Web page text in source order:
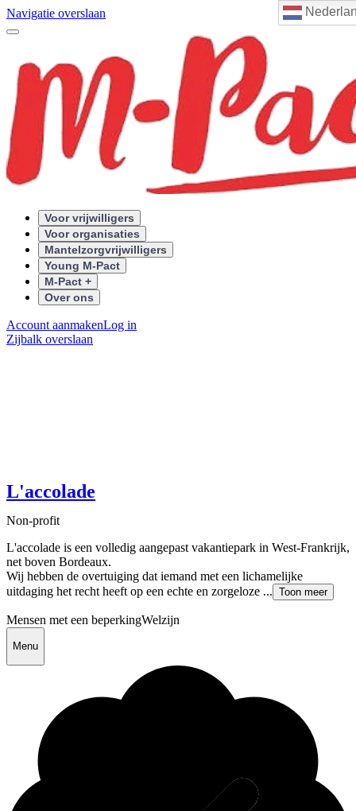
Navigatie overslaan
Voor vrijwilligers
Voor organisaties
Mantelzorgvrijwilligers
Young M-Pact
M-Pact +
Over ons
Account aanmakenLog in
Zijbalk overslaan
L'accolade
Non-profit
L'accolade is een volledig aangepast vakantiepark in West-Frankrijk,
net boven Bordeaux.
Wij hebben de overtuiging dat iemand met een lichamelijke
uitdaging het recht heeft op een echte en zorgeloze ... Toon meer
Mensen met een beperkingWelzijn
Menu